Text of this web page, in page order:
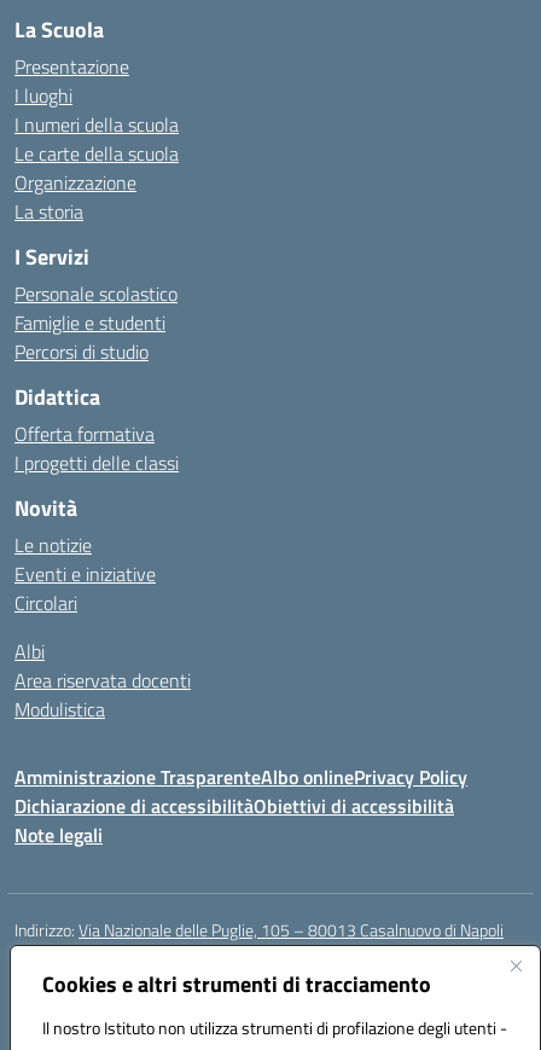
Cookies e altri strumenti di tracciamento
Il nostro Istituto non utilizza strumenti di profilazione degli utenti -
La Scuola
Presentazione
I luoghi
I numeri della scuola
Le carte della scuola
Organizzazione
La storia
I Servizi
Personale scolastico
Famiglie e studenti
Percorsi di studio
Didattica
Offerta formativa
I progetti delle classi
Novità
Le notizie
Eventi e iniziative
Circolari
Albi
Area riservata docenti
Modulistica
Amministrazione TrasparenteAlbo onlinePrivacy Policy
Dichiarazione di accessibilitàObiettivi di accessibilità
Note legali
Indirizzo:Via Nazionale delle Puglie, 105 – 80013 Casalnuovo di Napoli
Centralino:
Email:naee32300a@istruzione.it